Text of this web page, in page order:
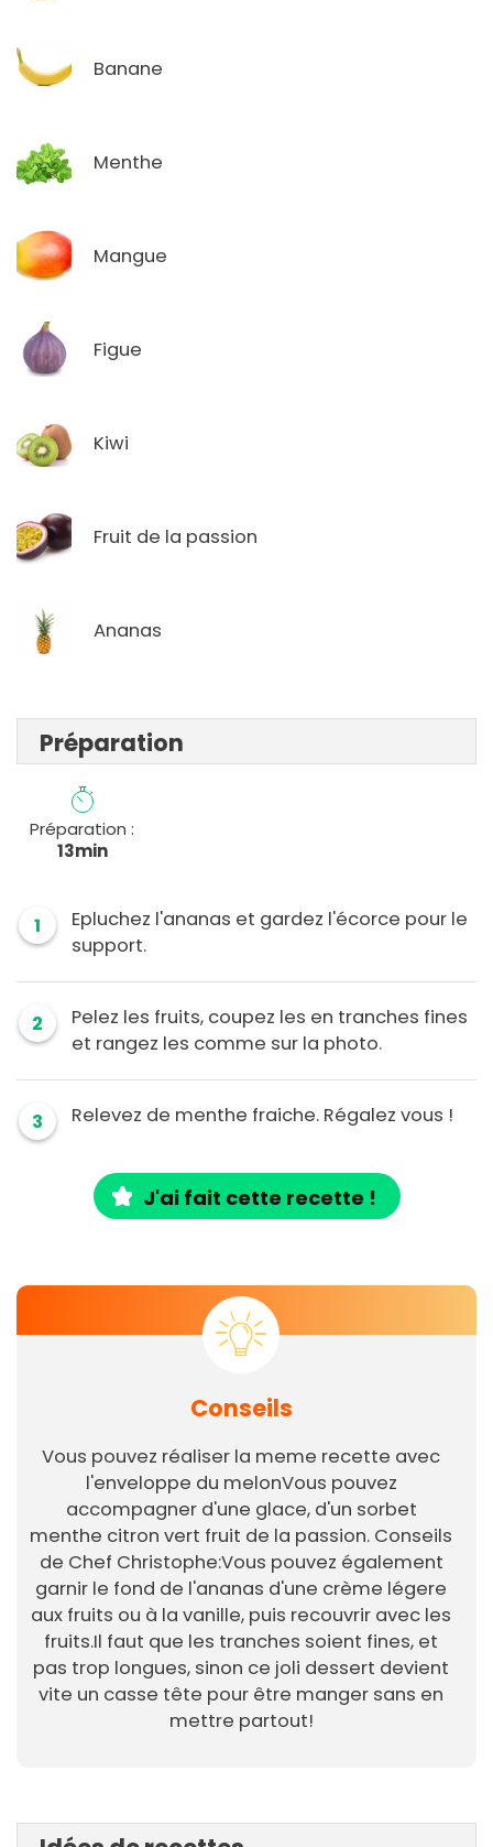
Banane
Menthe
Mangue
Figue
Kiwi
Fruit de la passion
Ananas
Préparation
Préparation :
13min
1
Epluchez l'ananas et gardez l'écorce pour le
support.
2
Pelez les fruits, coupez les en tranches fines
et rangez les comme sur la photo.
3 Relevez de menthe fraiche. Régalez vous !
J'ai fait cette recette !
Conseils
Vous pouvez réaliser la meme recette avec
l'enveloppe du melonVous pouvez
accompagner d'une glace, d'un sorbet
menthe citron vert fruit de la passion. Conseils
de Chef Christophe:Vous pouvez également
garnir le fond de l'ananas d'une crème légere
aux fruits ou à la vanille, puis recouvrir avec les
fruits.Il faut que les tranches soient fines, et
pas trop longues, sinon ce joli dessert devient
vite un casse tête pour être manger sans en
mettre partout!